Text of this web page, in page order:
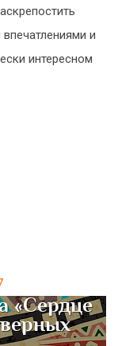
и
интересном
«Сердце